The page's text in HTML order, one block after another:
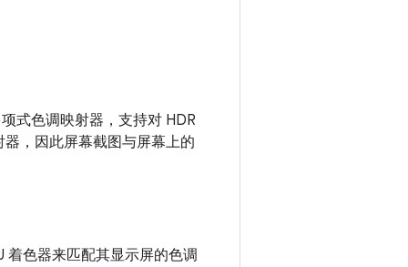
式色调映射器，支持对 HDR
，因此屏幕截图与屏幕上的
着色器来匹配其显示屏的色调